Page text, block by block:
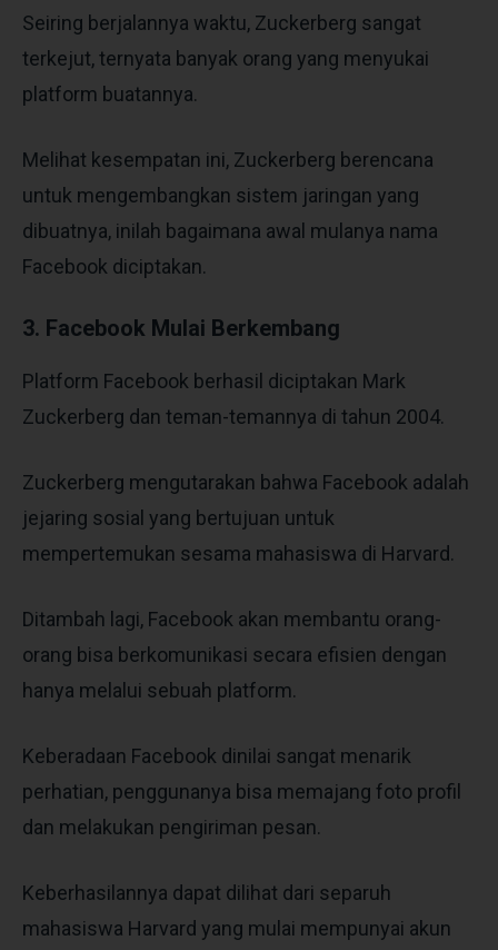
Seiring berjalannya waktu, Zuckerberg sangat
terkejut, ternyata banyak orang yang menyukai
platform buatannya.
Melihat kesempatan ini, Zuckerberg berencana
untuk mengembangkan sistem jaringan yang
dibuatnya, inilah bagaimana awal mulanya nama
Facebook diciptakan.
3. Facebook Mulai Berkembang
Platform Facebook berhasil diciptakan Mark
Zuckerberg dan teman-temannya di tahun 2004.
Zuckerberg mengutarakan bahwa Facebook adalah
jejaring sosial yang bertujuan untuk
mempertemukan sesama mahasiswa di Harvard.
Ditambah lagi, Facebook akan membantu orang-
orang bisa berkomunikasi secara efisien dengan
hanya melalui sebuah platform.
Keberadaan Facebook dinilai sangat menarik
perhatian, penggunanya bisa memajang foto profil
dan melakukan pengiriman pesan.
Keberhasilannya dapat dilihat dari separuh
mahasiswa Harvard yang mulai mempunyai akun